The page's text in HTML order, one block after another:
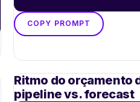
COPY PROMPT
Ritmo do orçamento
pipeline vs. forecast